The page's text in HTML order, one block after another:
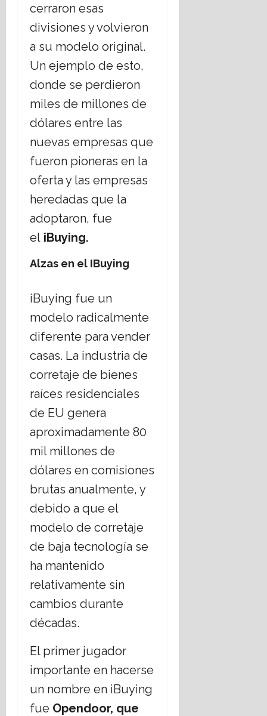
cerraron esas
divisiones y volvieron
a su modelo original.
Un ejemplo de esto,
donde se perdieron
miles de millones de
dólares entre las
nuevas empresas que
fueron pioneras en la
oferta y las empresas
heredadas que la
adoptaron, fue
el iBuying.
Alzas en el IBuying
iBuying fue un
modelo radicalmente
diferente para vender
casas. La industria de
corretaje de bienes
raíces residenciales
de EU genera
aproximadamente 80
mil millones de
dólares en comisiones
brutas anualmente, y
debido a que el
modelo de corretaje
de baja tecnología se
ha mantenido
relativamente sin
cambios durante
décadas.
El primer jugador
importante en hacerse
un nombre en iBuying
fue Opendoor, que